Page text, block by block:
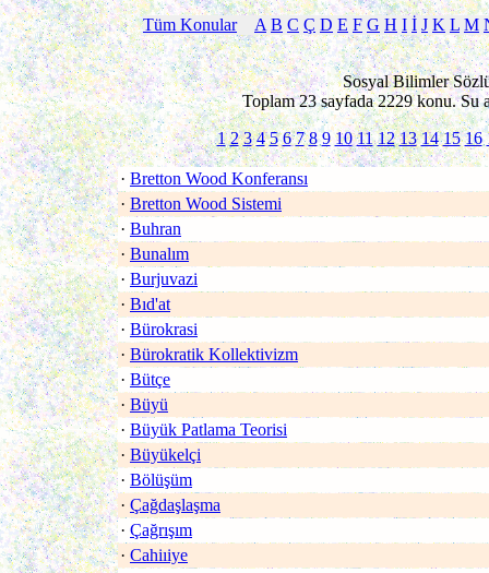
Tüm Konular A B C Ç D E F G H I İ J K L M
Sosyal Bilimler
Toplam 23 sayfada 2229 konu. Su
1 2 3 4 5 6 7 8 9 10 11 12 13 14 15 16
· Bretton Wood Konferansı
· Bretton Wood Sistemi
· Buhran
· Bunalım
· Burjuvazi
· Bıd'at
· Bürokrasi
· Bürokratik Kollektivizm
· Bütçe
· Büyü
· Büyük Patlama Teorisi
· Büyükelçi
· Bölüşüm
· Çağdaşlaşma
· Çağrışım
· Cahiıiye